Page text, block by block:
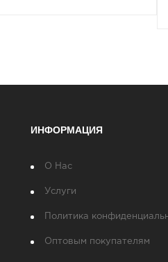
ИНФОРМАЦИЯ
О Нас
Услуги
Политика
Оптовым покупателям